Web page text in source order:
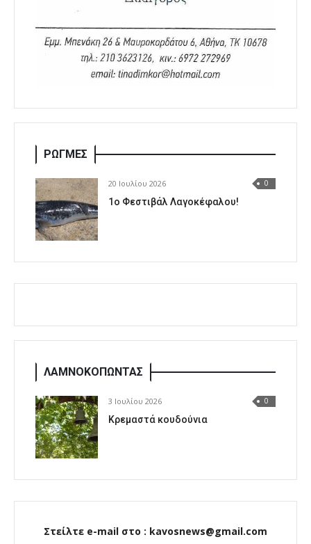
ΡΩΓΜΕΣ
20 Ιουλίου 2026 0
1o Φεστιβάλ Λαγοκέφαλου!
ΛΑΜΝΟΚΟΠΩΝΤΑΣ
3 Ιουλίου 2026 0
Κρεμαστά κουδούνια
Στείλτε e-mail στο : kavosnews@gmail.com